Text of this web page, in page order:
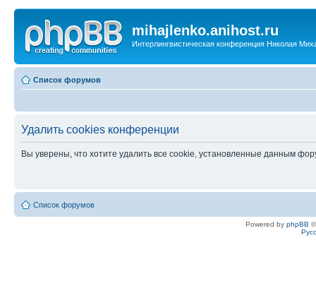
mihajlenko.anihost.ru
Интерлингвистическая конференция Николая
Список форумов
Удалить cookies конференции
Вы уверены, что хотите удалить все cookie, установленные данным
Список форумов
Powered by phpBB